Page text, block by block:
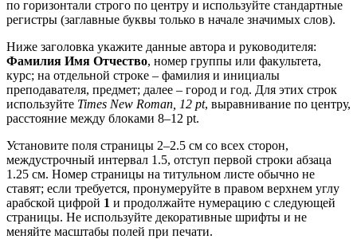
по горизонтали строго по центру и используйте стандартные
регистры (заглавные буквы только в начале значимых слов).
Ниже заголовка укажите данные автора и руководителя:
Фамилия Имя Отчество, номер группы или факультета,
курс; на отдельной строке – фамилия и инициалы
преподавателя, предмет; далее – город и год. Для этих строк
используйте Times New Roman, 12 pt, выравнивание по центру,
расстояние между блоками 8–12 pt.
Установите поля страницы 2–2.5 см со всех сторон,
междустрочный интервал 1.5, отступ первой строки абзаца
1.25 см. Номер страницы на титульном листе обычно не
ставят; если требуется, пронумеруйте в правом верхнем углу
арабской цифрой 1 и продолжайте нумерацию с следующей
страницы. Не используйте декоративные шрифты и не
меняйте масштабы полей при печати.